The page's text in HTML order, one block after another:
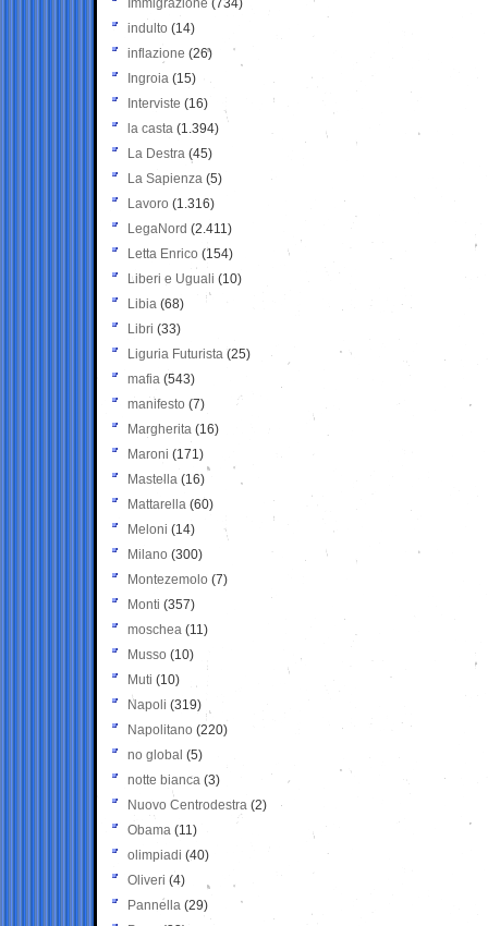
Immigrazione (734)
indulto (14)
inflazione (26)
Ingroia (15)
Interviste (16)
la casta (1.394)
La Destra (45)
La Sapienza (5)
Lavoro (1.316)
LegaNord (2.411)
Letta Enrico (154)
Liberi e Uguali (10)
Libia (68)
Libri (33)
Liguria Futurista (25)
mafia (543)
manifesto (7)
Margherita (16)
Maroni (171)
Mastella (16)
Mattarella (60)
Meloni (14)
Milano (300)
Montezemolo (7)
Monti (357)
moschea (11)
Musso (10)
Muti (10)
Napoli (319)
Napolitano (220)
no global (5)
notte bianca (3)
Nuovo Centrodestra (2)
Obama (11)
olimpiadi (40)
Oliveri (4)
Pannella (29)